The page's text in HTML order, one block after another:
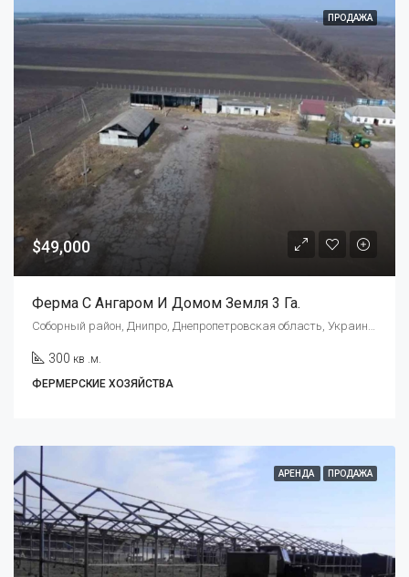
ПРОДАЖА
$49,000
Ферма С Ангаром И Домом Земля 3 Га.
300 кв .м.
ФЕРМЕРСКИЕ ХОЗЯЙСТВА
АРЕНДА ПРОДАЖА